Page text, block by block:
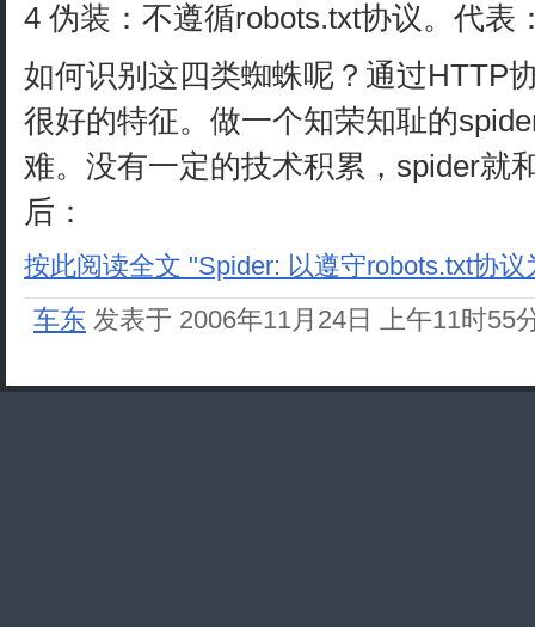
4 伪装：不遵循robots.txt协议。代表
如何识别这四类蜘蛛呢？通过HTTP
很好的特征。做一个知荣知耻的
难。没有一定的技术积累，spider就
后：
按此阅读全文 "Spider: 以遵守robots.txt协
车东 发表于 2006年11月24日 上午11时55